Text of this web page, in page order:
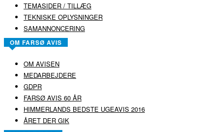
TEMASIDER / TILLÆG
TEKNISKE OPLYSNINGER
SAMANNONCERING
OM FARSØ AVIS
OM AVISEN
MEDARBEJDERE
GDPR
FARSØ AVIS 60 ÅR
HIMMERLANDS BEDSTE UGEAVIS 2016
ÅRET DER GIK